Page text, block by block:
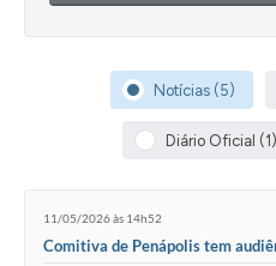
Notícias (5)
Diário Oficial (1)
11/05/2026 às 14h52
Comitiva de Penápolis tem